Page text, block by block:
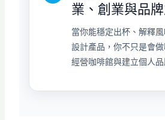
業、創業與品
當你能穩定出杯、解釋
設計產品，你不只是會
經營咖啡館與建立個人品